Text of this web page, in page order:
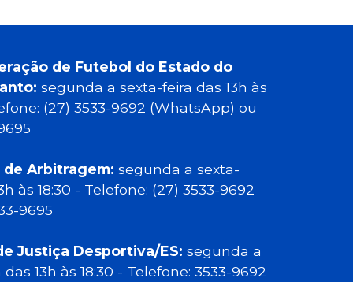
de Futebol do Estado do
segunda a sexta-feira das 13h às
(27) 3533-9692 (WhatsApp) ou
de Arbitragem: segunda a sexta-
às 18:30 - Telefone: (27) 3533-9692
9695
Justiça Desportiva/ES: segunda a
13h às 18:30 - Telefone: 3533-9692